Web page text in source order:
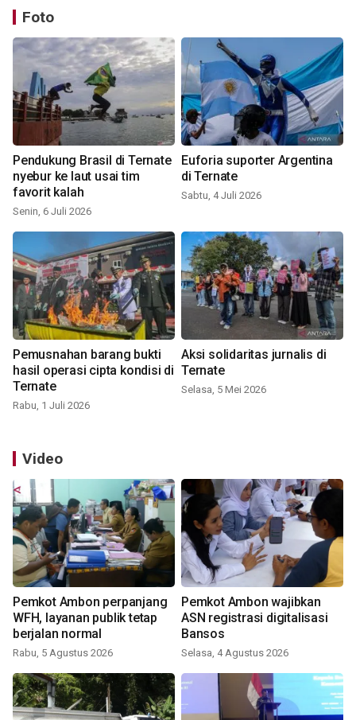
Foto
Pendukung Brasil di Ternate
nyebur ke laut usai tim
favorit kalah
Senin, 6 Juli 2026
Euforia suporter Argentina
di Ternate
Sabtu, 4 Juli 2026
Pemusnahan barang bukti
hasil operasi cipta kondisi di
Ternate
Rabu, 1 Juli 2026
Aksi solidaritas jurnalis di
Ternate
Selasa, 5 Mei 2026
Video
Pemkot Ambon perpanjang
WFH, layanan publik tetap
berjalan normal
Rabu, 5 Agustus 2026
Pemkot Ambon wajibkan
ASN registrasi digitalisasi
Bansos
Selasa, 4 Agustus 2026